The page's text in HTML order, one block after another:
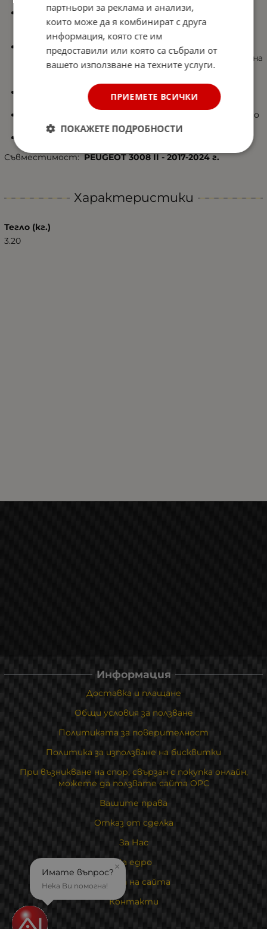
Не излъчват неприятна миризма и предлагат
стилен и елегантен външен вид, който допълва
интериора на вашия автомобил.
Изключително издръжливи и разполагат с висок
праг (тип леген), предотвратяващ разливането на
течности и разпространението на прах върху
Лесен монтаж и демонтаж, изработени точно по
размерите на купето на автомобила ви.
Изработени от висококачествен материал който
ги прави по-меки и лесно сгъваеми.
Не съдържа PVC и токсични елементи.
Съвместимост:PEUGEOT 3008 II - 2017-2024 г.
Характеристики
Тегло (кг.)
3.20
Информация
Доставка и плащане
Общи условия за ползване
Политиката за поверителност
Политика за използване на бисквитки
При възникване на спор, свързан с покупка онлайн,
можете да ползвате сайта ОРС
Вашите права
Отказ от сделка
За Нас
На едро
Карта на сайта
Контакти
партньори за реклама и анализи,
които може да я комбинират с друга
информация, която сте им
предоставили или която са събрали от
вашето използване на техните услуги.
ПРИЕМЕТЕ ВСИЧКИ
ПОКАЖЕТЕ ПОДРОБНОСТИ
×
Имате въпрос?
Нека Ви помогна!